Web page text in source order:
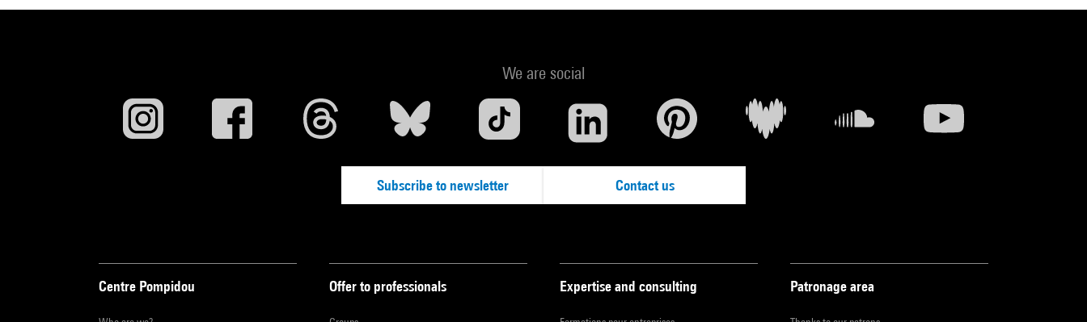
We are social
Subscribe to newsletter Contact us
Centre Pompidou Offer to professionals Expertise and consulting Patronage area